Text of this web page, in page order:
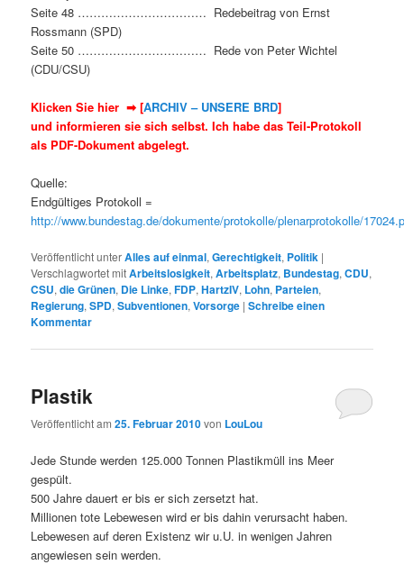
Seite 48 …………………………… Redebeitrag von Ernst
Rossmann (SPD)
Seite 50 …………………………… Rede von Peter Wichtel
(CDU/CSU)
Klicken Sie hier ➡[ARCHIV – UNSERE BRD]
und informieren sie sich selbst. Ich habe das Teil-Protokoll
als PDF-Dokument abgelegt.
Quelle:
Endgültiges Protokoll =
http://www.bundestag.de/dokumente/protokolle/plenarprotokolle/
Veröffentlicht unterAlles auf einmal,Gerechtigkeit, Politik |
Verschlagwortet mitArbeitslosigkeit,Arbeitsplatz, Bundestag,CDU,
CSU,die Grünen, Die Linke,FDP,HartzIV, Lohn, Parteien,
Regierung,SPD,Subventionen,Vorsorge |Schreibe einen
Kommentar
Plastik
Veröffentlicht am25. Februar 2010von LouLou
Jede Stunde werden 125.000 Tonnen Plastikmüll ins Meer
gespült.
500 Jahre dauert er bis er sich zersetzt hat.
Millionen tote Lebewesen wird er bis dahin verursacht haben.
Lebewesen auf deren Existenz wir u.U. in wenigen Jahren
angewiesen sein werden.